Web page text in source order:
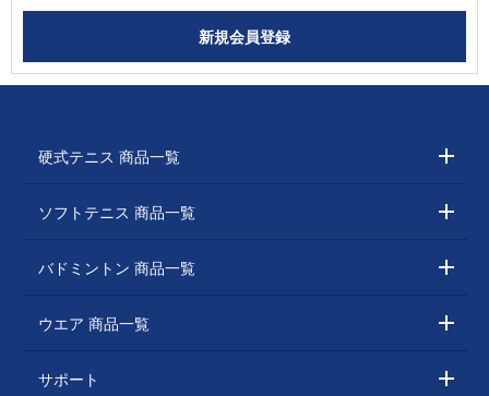
硬式テニス 商品一覧
ソフトテニス 商品一覧
バドミントン 商品一覧
ウエア 商品一覧
サポート